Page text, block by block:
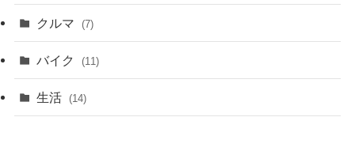
クルマ (7)
バイク (11)
生活 (14)